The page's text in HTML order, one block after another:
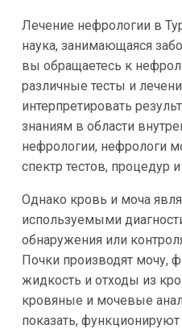
Лечение нефрологии в
наука, занимающаяся
вы обращаетесь к
различные тесты и
интерпретировать
знаниям в области
нефрологии, нефрологи
спектр тестов, процедур
Однако кровь и моча
используемыми
обнаружения или
Почки производят мочу,
жидкость и отходы из
кровяные и мочевые
показать,